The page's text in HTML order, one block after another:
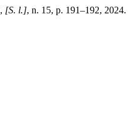
, [S. l.], n. 15, p. 191–192, 2024.